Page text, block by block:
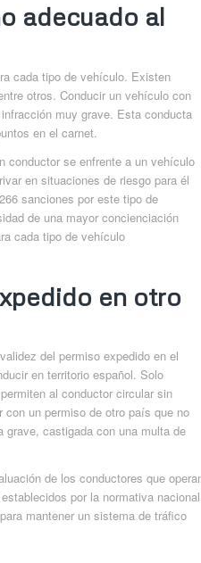
adecuado al
cada tipo de vehículo. Existen
otros. Conducir un vehículo con
muy grave. Esta conducta
en el carnet.
conductor se enfrente a un vehículo
en situaciones de riesgo para él
sanciones por este tipo de
de una mayor concienciación
cada tipo de vehículo
en otro
del permiso expedido en el
en territorio español. Solo
al conductor circular sin
un permiso de otro país que no
castigada con una multa de
de los conductores que
por la normativa
mantener un sistema de tráfico